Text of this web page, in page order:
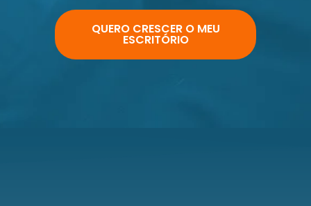
QUERO CRESCER O MEU
ESCRITÓRIO